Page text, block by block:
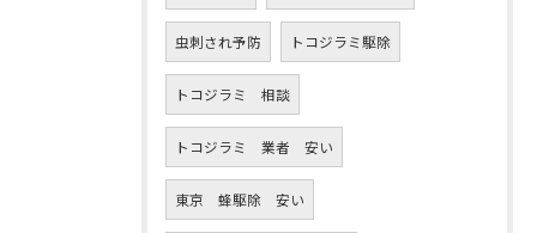
虫刺され予防 トコジラミ駆除
トコジラミ 相談
トコジラミ 業者 安い
東京 蜂駆除 安い